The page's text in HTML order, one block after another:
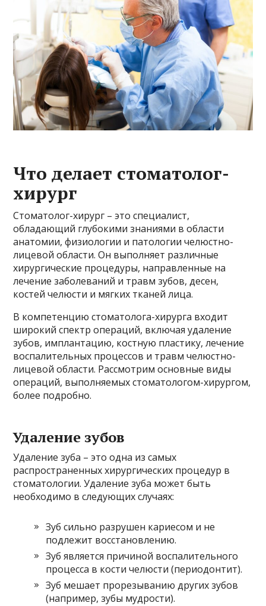
Что делает стоматолог-
хирург
Стоматолог-хирург – это специалист,
обладающий глубокими знаниями в области
анатомии, физиологии и патологии челюстно-
лицевой области. Он выполняет различные
хирургические процедуры, направленные на
лечение заболеваний и травм зубов, десен,
костей челюсти и мягких тканей лица.
В компетенцию стоматолога-хирурга входит
широкий спектр операций, включая удаление
зубов, имплантацию, костную пластику, лечение
воспалительных процессов и травм челюстно-
лицевой области. Рассмотрим основные виды
операций, выполняемых стоматологом-хирургом,
более подробно.
Удаление зубов
Удаление зуба – это одна из самых
распространенных хирургических процедур в
стоматологии. Удаление зуба может быть
необходимо в следующих случаях:
Зуб сильно разрушен кариесом и не
подлежит восстановлению.
Зуб является причиной воспалительного
процесса в кости челюсти (периодонтит).
Зуб мешает прорезыванию других зубов
(например, зубы мудрости).